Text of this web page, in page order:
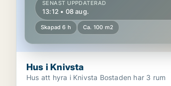
SENAST UPPDATERAD
13:12 • 08 aug.
Skapad 6 h Ca. 100 m2
Hus i Knivsta
Hus att hyra i Knivsta Bostaden har 3 rum